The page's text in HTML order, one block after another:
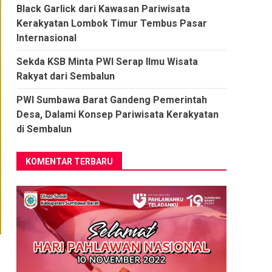
Black Garlick dari Kawasan Pariwisata
Kerakyatan Lombok Timur Tembus Pasar
Internasional
Sekda KSB Minta PWI Serap Ilmu Wisata
Rakyat dari Sembalun
PWI Sumbawa Barat Gandeng Pemerintah
Desa, Dalami Konsep Pariwisata Kerakyatan
di Sembalun
KOMENTAR TERBARU